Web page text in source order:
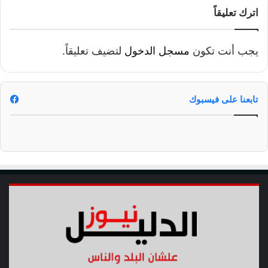
اترك تعليقاً
يجب أنت تكون مسجل الدخول لتضيف تعليقاً.
تابعنا على فيسبوك